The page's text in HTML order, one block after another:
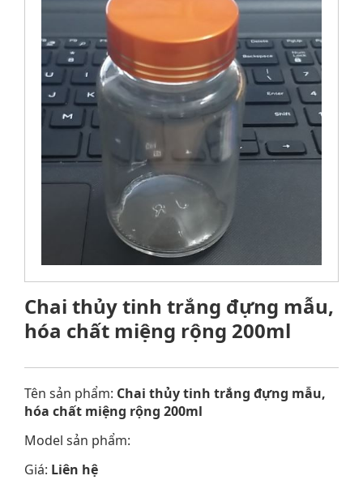
Chai thủy tinh trắng đựng mẫu,
hóa chất miệng rộng 200ml
Tên sản phẩm: Chai thủy tinh trắng đựng mẫu,
hóa chất miệng rộng 200ml
Model sản phẩm:
Giá: Liên hệ